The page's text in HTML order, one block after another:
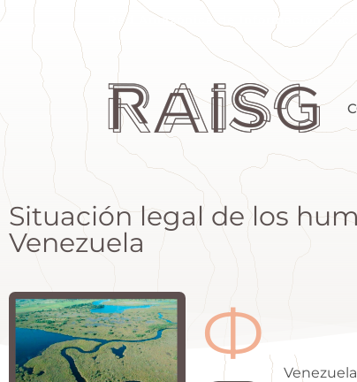
Red Amazónica de Información
Situación legal de los
Venezuela
Ф